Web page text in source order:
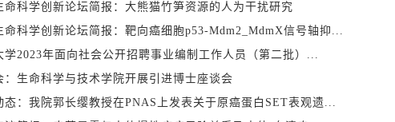
命科学创新论坛简报：大熊猫竹笋资源的人为干扰研究
命科学创新论坛简报：靶向癌细胞p53-Mdm2_MdmX信号轴抑...
学2023年面向社会公开招聘事业编制工作人员（第二批）...
：生命科学与技术学院开展引进博士座谈会
态：我院郭长缨教授在PNAS上发表关于原癌蛋白SET表观遗...